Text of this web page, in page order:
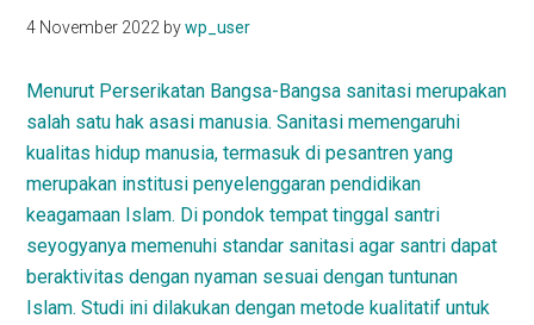
4 November 2022 bywp_user
Menurut Perserikatan Bangsa-Bangsa sanitasi merupakan
salah satu hak asasi manusia. Sanitasi memengaruhi
kualitas hidup manusia, termasuk di pesantren yang
merupakan institusi penyelenggaran pendidikan
keagamaan Islam. Di pondok tempat tinggal santri
seyogyanya memenuhi standar sanitasi agar santri dapat
beraktivitas dengan nyaman sesuai dengan tuntunan
Islam. Studi ini dilakukan dengan metode kualitatif untuk